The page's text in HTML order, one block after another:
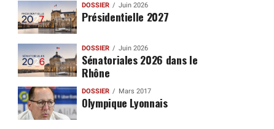
DOSSIER Juin 2026
Présidentielle 2027
DOSSIER Juin 2026
Sénatoriales 2026 dans le
Rhône
DOSSIER Mars 2017
Olympique Lyonnais